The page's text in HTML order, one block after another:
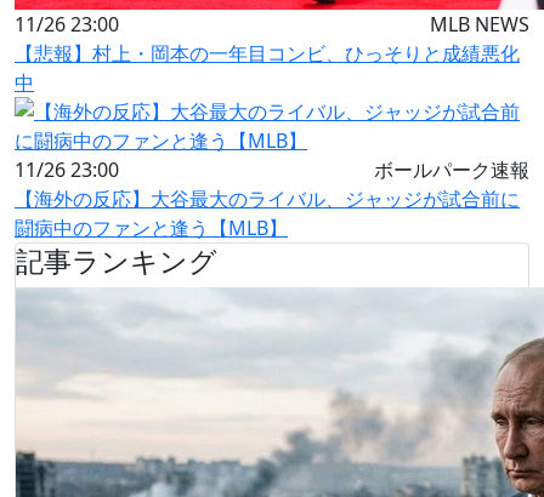
11/26 23:00
MLB NEWS
【悲報】村上・岡本の一年目コンビ、ひっそりと成績悪化
中
11/26 23:00
ボールパーク速報
【海外の反応】大谷最大のライバル、ジャッジが試合前に
闘病中のファンと逢う【MLB】
記事ランキング